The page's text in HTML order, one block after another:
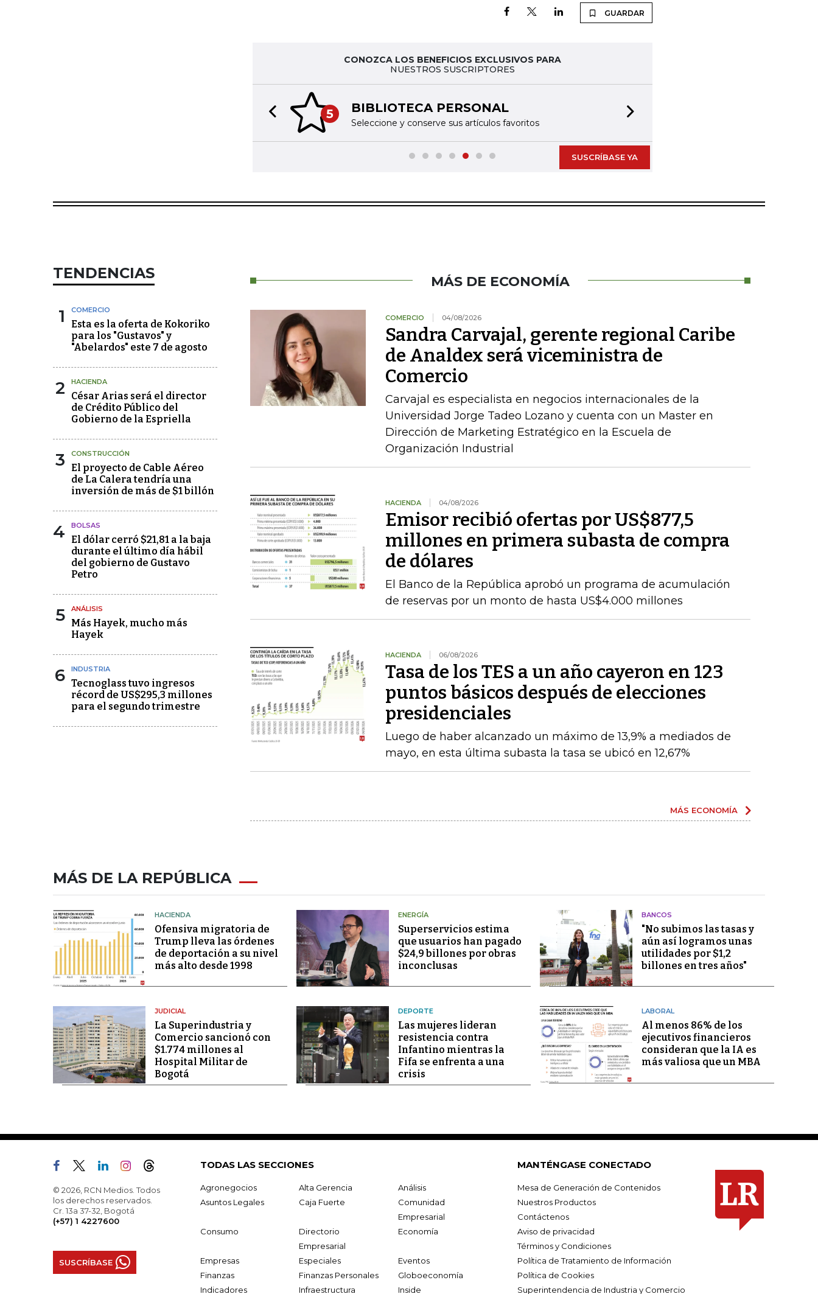
GUARDAR
CONOZCA LOS BENEFICIOS EXCLUSIVOS PARA
NUESTROS SUSCRIPTORES
5 BIBLIOTECA PERSONAL
Seleccione y conserve sus artículos favoritos
Previous slide
SUSCRÍBASE YA
TENDENCIAS
1 COMERCIO
Esta es la oferta de Kokoriko
para los "Gustavos" y
"Abelardos" este 7 de agosto
2 HACIENDA
César Arias será el director
de Crédito Público del
Gobierno de la Espriella
3 CONSTRUCCIÓN
El proyecto de Cable Aéreo
de La Calera tendría una
inversión de más de $1 billón
4 BOLSAS
El dólar cerró $21,81 a la baja
durante el último día hábil
del gobierno de Gustavo
Petro
5 ANÁLISIS
Más Hayek, mucho más
Hayek
6 INDUSTRIA
Tecnoglass tuvo ingresos
récord de US$295,3 millones
para el segundo trimestre
MÁS DE ECONOMÍA
COMERCIO 04/08/2026
Sandra Carvajal, gerente regional Caribe
de Analdex será viceministra de
Comercio
Carvajal es especialista en negocios internacionales de la
Universidad Jorge Tadeo Lozano y cuenta con un Master en
Dirección de Marketing Estratégico en la Escuela de
Organización Industrial
HACIENDA 04/08/2026
Emisor recibió ofertas por US$877,5
millones en primera subasta de compra
de dólares
El Banco de la República aprobó un programa de acumulación
de reservas por un monto de hasta US$4.000 millones
HACIENDA 06/08/2026
Tasa de los TES a un año cayeron en 123
puntos básicos después de elecciones
presidenciales
Luego de haber alcanzado un máximo de 13,9% a mediados de
mayo, en esta última subasta la tasa se ubicó en 12,67%
MÁS ECONOMÍA
MÁS DE LA REPÚBLICA
HACIENDA
Ofensiva migratoria de
Trump lleva las órdenes
de deportación a su nivel
más alto desde 1998
ENERGÍA
Superservicios estima
que usuarios han pagado
$24,9 billones por obras
inconclusas
BANCOS
"No subimos las tasas y
aún así logramos unas
utilidades por $1,2
billones en tres años"
JUDICIAL
La Superindustria y
Comercio sancionó con
$1.774 millones al
Hospital Militar de
Bogotá
DEPORTE
Las mujeres lideran
resistencia contra
Infantino mientras la
Fifa se enfrenta a una
crisis
LABORAL
Al menos 86% de los
ejecutivos financieros
consideran que la IA es
más valiosa que un MBA
© 2026, RCN Medios. Todos
los derechos reservados.
Cr. 13a 37-32, Bogotá
(+57) 1 4227600
SUSCRÍBASE
TODAS LAS SECCIONES
Agronegocios Alta Gerencia
Análisis
Asuntos Legales
Caja Fuerte
Comunidad
Empresarial
Consumo
Directorio
Empresarial
Economía
Empresas Especiales
Eventos
Finanzas
Finanzas Personales
Globoeconomía
Indicadores
Infraestructura Inside
MANTÉNGASE CONECTADO
Mesa de Generación de Contenidos
Nuestros Productos
Contáctenos
Aviso de privacidad
Términos y Condiciones
Política de Tratamiento de Información
Política de Cookies
Superintendencia de Industria y Comercio